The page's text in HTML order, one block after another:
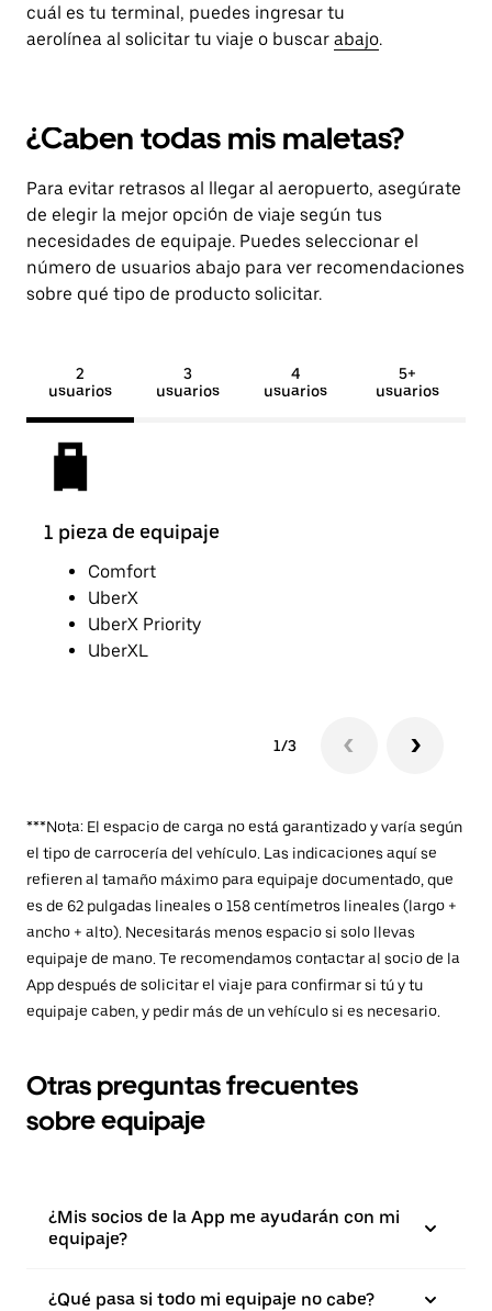
cuál es tu terminal, puedes ingresar tu
aerolínea al solicitar tu viaje o buscar abajo.
¿Caben todas mis maletas?
Para evitar retrasos al llegar al aeropuerto, asegúrate
de elegir la mejor opción de viaje según tus
necesidades de equipaje. Puedes seleccionar el
número de usuarios abajo para ver recomendaciones
sobre qué tipo de producto solicitar.
2
usuarios
3
usuarios
4
usuarios
5+
usuarios
1 pieza de equipaje
Comfort
UberX
UberX Priority
UberXL
1/3
***Nota: El espacio de carga no está garantizado y varía según
el tipo de carrocería del vehículo. Las indicaciones aquí se
refieren al tamaño máximo para equipaje documentado, que
es de 62 pulgadas lineales o 158 centímetros lineales (largo +
ancho + alto). Necesitarás menos espacio si solo llevas
equipaje de mano. Te recomendamos contactar al socio de la
App después de solicitar el viaje para confirmar si tú y tu
equipaje caben, y pedir más de un vehículo si es necesario.
Otras preguntas frecuentes
sobre equipaje
¿Mis socios de la App me ayudarán con mi
equipaje?
¿Qué pasa si todo mi equipaje no cabe?